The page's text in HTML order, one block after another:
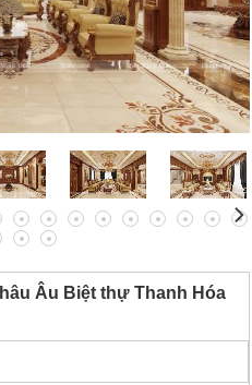
Âu Biệt thự Thanh Hóa